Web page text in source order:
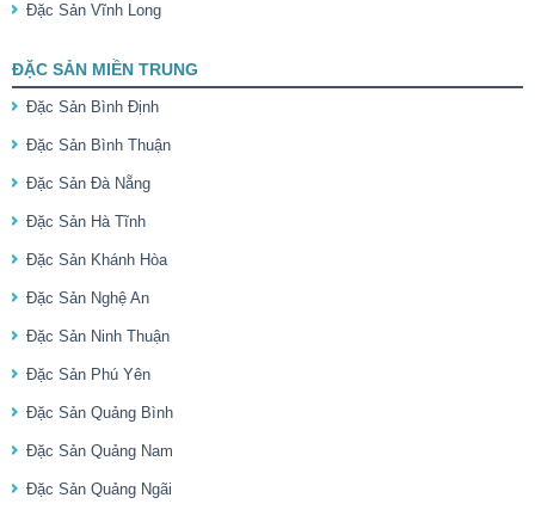
Đặc Sản Vĩnh Long
ĐẶC SẢN MIỀN TRUNG
Đặc Sản Bình Định
Đặc Sản Bình Thuận
Đặc Sản Đà Nẵng
Đặc Sản Hà Tĩnh
Đặc Sản Khánh Hòa
Đặc Sản Nghệ An
Đặc Sản Ninh Thuận
Đặc Sản Phú Yên
Đặc Sản Quảng Bình
Đặc Sản Quảng Nam
Đặc Sản Quảng Ngãi